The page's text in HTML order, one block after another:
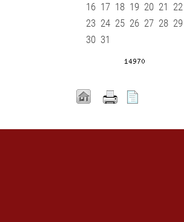
16 17 18 19 20 21 22
23 24 25 26 27 28 29
30 31